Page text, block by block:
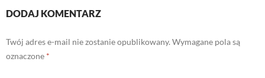
DODAJ KOMENTARZ
Twój adres e-mail nie zostanie opublikowany. Wymagane pola są
oznaczone *